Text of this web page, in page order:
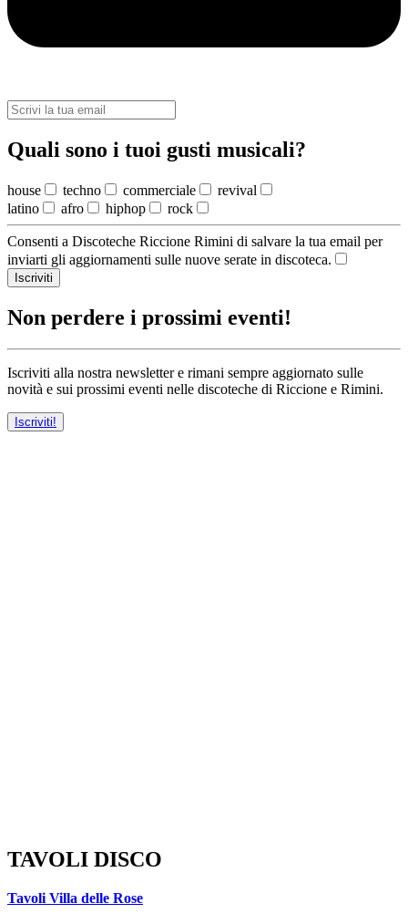
Quali sono i tuoi gusti musicali?
house techno commerciale
revival
latino
afro hiphop rock
Consenti a Discoteche Riccione Rimini di salvare la tua email per
inviarti gli aggiornamenti sulle nuove serate in discoteca.
Iscriviti
Non perdere i prossimi eventi!
Iscriviti alla nostra newsletter e rimani sempre aggiornato sulle
novità e sui prossimi eventi nelle discoteche di Riccione e Rimini.
Iscriviti!
TAVOLI DISCO
Tavoli Villa delle Rose